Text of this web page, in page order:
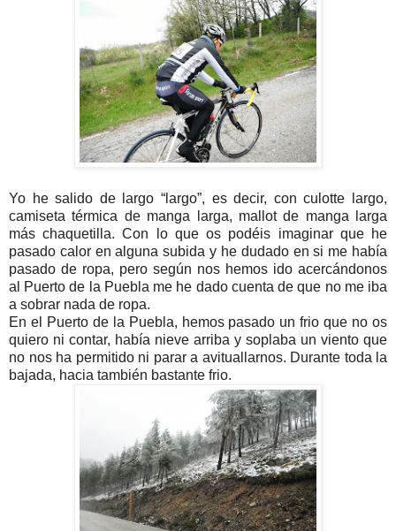
Yo he salido de largo “largo”, es decir, con culotte largo,
camiseta térmica de manga larga, mallot de manga larga
más chaquetilla. Con lo que os podéis imaginar que he
pasado calor en alguna subida y he dudado en si me había
pasado de ropa, pero según nos hemos ido acercándonos
al Puerto de la Puebla me he dado cuenta de que no me iba
a sobrar nada de ropa.
En el Puerto de la Puebla, hemos pasado un frio que no os
quiero ni contar, había nieve arriba y soplaba un viento que
no nos ha permitido ni parar a avituallarnos. Durante toda la
bajada, hacia también bastante frio.